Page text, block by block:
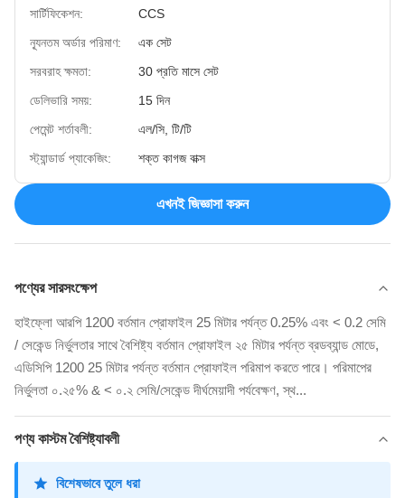
সার্টিফিকেশন:
CCS
ন্যূনতম অর্ডার পরিমাণ:
এক সেট
সরবরাহ ক্ষমতা:
30 প্রতি মাসে সেট
ডেলিভারি সময়:
15 দিন
পেমেন্ট শর্তাবলী:
এল/সি, টি/টি
স্ট্যান্ডার্ড প্যাকেজিং:
শক্ত কাগজ বাক্স
এখনই জিজ্ঞাসা করুন
পণ্যের সারসংক্ষেপ
হাইফ্লো আরপি 1200 বর্তমান প্রোফাইল 25 মিটার পর্যন্ত 0.25% এবং < 0.2 সেমি
/ সেকেন্ড নির্ভুলতার সাথে বৈশিষ্ট্য বর্তমান প্রোফাইল ২৫ মিটার পর্যন্ত ব্রডব্যান্ড মোডে,
এডিসিপি 1200 25 মিটার পর্যন্ত বর্তমান প্রোফাইল পরিমাপ করতে পারে। পরিমাপের
নির্ভুলতা ০.২৫% & < ০.২ সেমি/সেকেন্ড দীর্ঘমেয়াদী পর্যবেক্ষণ, স্থ...
পণ্য কাস্টম বৈশিষ্ট্যাবলী
বিশেষভাবে তুলে ধরা